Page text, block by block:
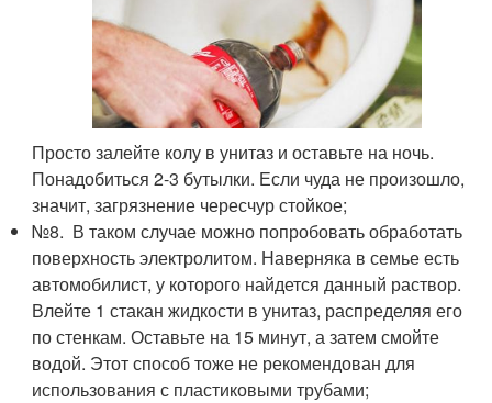
Просто залейте колу в унитаз и оставьте на ночь.
Понадобиться 2-3 бутылки. Если чуда не произошло,
значит, загрязнение чересчур стойкое;
№8. В таком случае можно попробовать обработать
поверхность электролитом. Наверняка в семье есть
автомобилист, у которого найдется данный раствор.
Влейте 1 стакан жидкости в унитаз, распределяя его
по стенкам. Оставьте на 15 минут, а затем смойте
водой. Этот способ тоже не рекомендован для
использования с пластиковыми трубами;